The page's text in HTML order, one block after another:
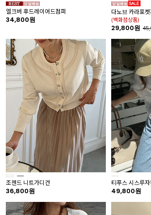
엘크버 후드레이어드점퍼
34,800원
다노브 카라포
(백화점상품)
29,800원
조젠드 니트가디건
36,800원
티푸스 시스루자
49,800원